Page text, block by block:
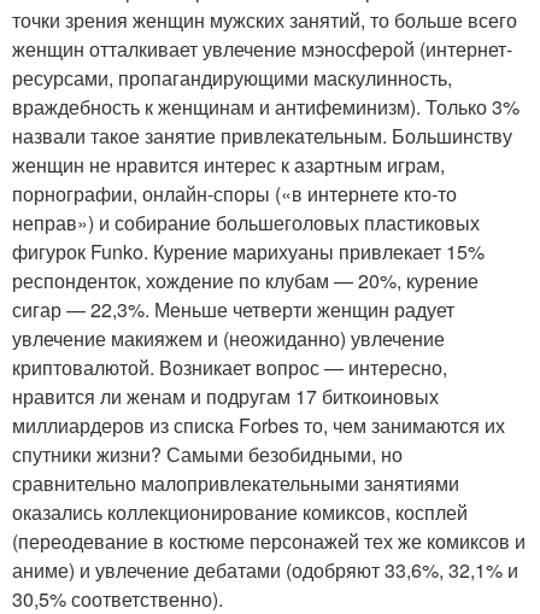
точки зрения женщин мужских занятий, то больше всего
женщин отталкивает увлечение мэносферой (интернет-
ресурсами, пропагандирующими маскулинность,
враждебность к женщинам и антифеминизм). Только 3%
назвали такое занятие привлекательным. Большинству
женщин не нравится интерес к азартным играм,
порнографии, онлайн-споры («в интернете кто-то
неправ») и собирание большеголовых пластиковых
фигурок Funko. Курение марихуаны привлекает 15%
респонденток, хождение по клубам — 20%, курение
сигар — 22,3%. Меньше четверти женщин радует
увлечение макияжем и (неожиданно) увлечение
криптовалютой. Возникает вопрос — интересно,
нравится ли женам и подругам 17 биткоиновых
миллиардеров из списка Forbes то, чем занимаются их
спутники жизни? Самыми безобидными, но
сравнительно малопривлекательными занятиями
оказались коллекционирование комиксов, косплей
(переодевание в костюме персонажей тех же комиксов и
аниме) и увлечение дебатами (одобряют 33,6%, 32,1% и
30,5% соответственно).